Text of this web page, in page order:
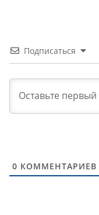
Подписаться
0 КОММЕНТАРИЕВ